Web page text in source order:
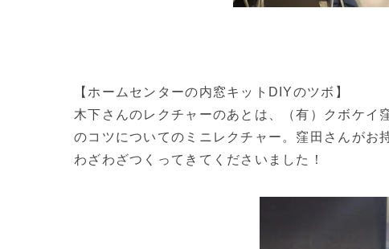
【ホームセンターの内窓キットDIYのツボ】
木下さんのレクチャーのあとは、（有）クボケ
のコツについてのミニレクチャー。窪田さんが
わざわざつくってきてくださいました！